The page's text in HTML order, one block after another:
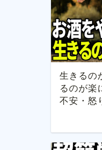
生きるの
るのが楽
不安・怒